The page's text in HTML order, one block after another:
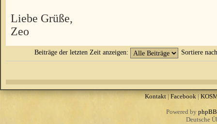
Liebe Grüße,
Zeo
Beiträge der letzten Zeit anzeigen: Sortiere
Kontakt|Facebook|
Powered by phpBB
Deutsche